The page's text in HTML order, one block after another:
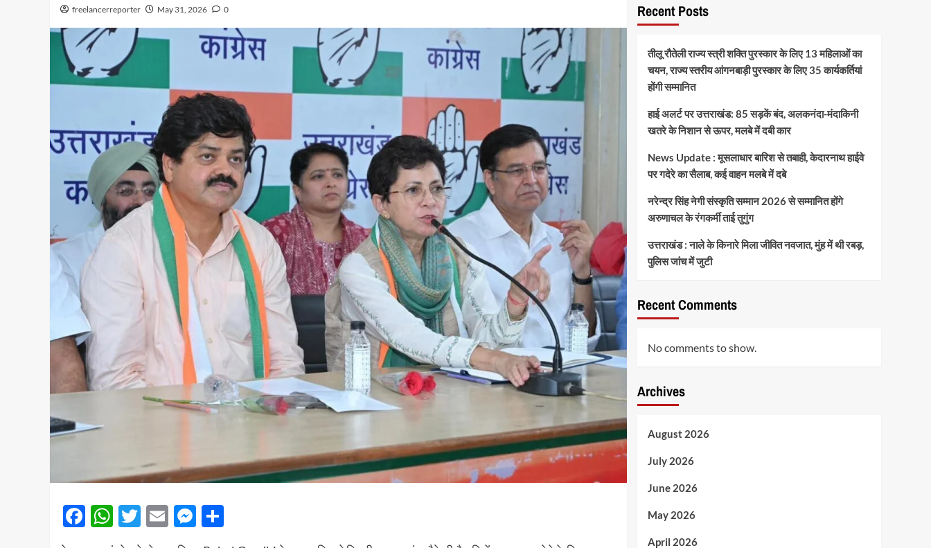
freelancerreporter May 31, 2026 0
Facebook
WhatsApp
Twitter
EmailMessenger
Recent Posts
तीलू रौतेली राज्य स्त्री शक्ति पुरस्कार के लिए 13 महिलाओं का
चयन, राज्य स्तरीय आंगनबाड़ी पुरस्कार के लिए 35 कार्यकर्तियां
होंगी सम्मानित
हाई अलर्ट पर उत्तराखंड: 85 सड़कें बंद, अलकनंदा-मंदाकिनी
खतरे के निशान से ऊपर, मलबे में दबी कार
News Update : मूसलाधार बारिश से तबाही, केदारनाथ हाईवे
पर गदेरे का सैलाब, कई वाहन मलबे में दबे
नरेन्द्र सिंह नेगी संस्कृति सम्मान 2026 से सम्मानित होंगे
अरुणाचल के रंगकर्मी ताई तुगुंग
उत्तराखंड : नाले के किनारे मिला जीवित नवजात, मुंह में थी रबड़,
पुलिस जांच में जुटी
Recent Comments
No comments to show.
Archives
August 2026
July 2026
June 2026
May 2026
April 2026